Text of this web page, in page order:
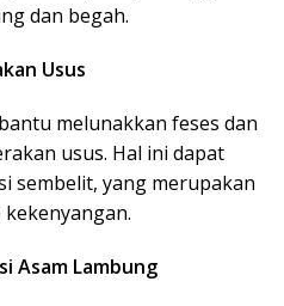
dan begah.
Usus
melunakkan feses dan
usus. Hal ini dapat
sembelit, yang merupakan
Asam Lambung